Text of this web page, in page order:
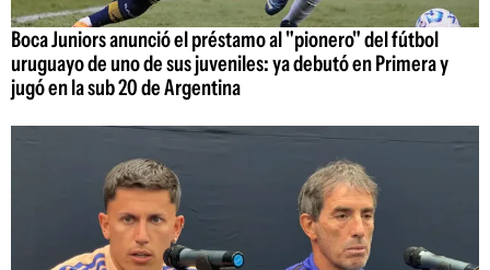
Boca Juniors anunció el préstamo al "pionero" del fútbol
uruguayo de uno de sus juveniles: ya debutó en Primera y
jugó en la sub 20 de Argentina